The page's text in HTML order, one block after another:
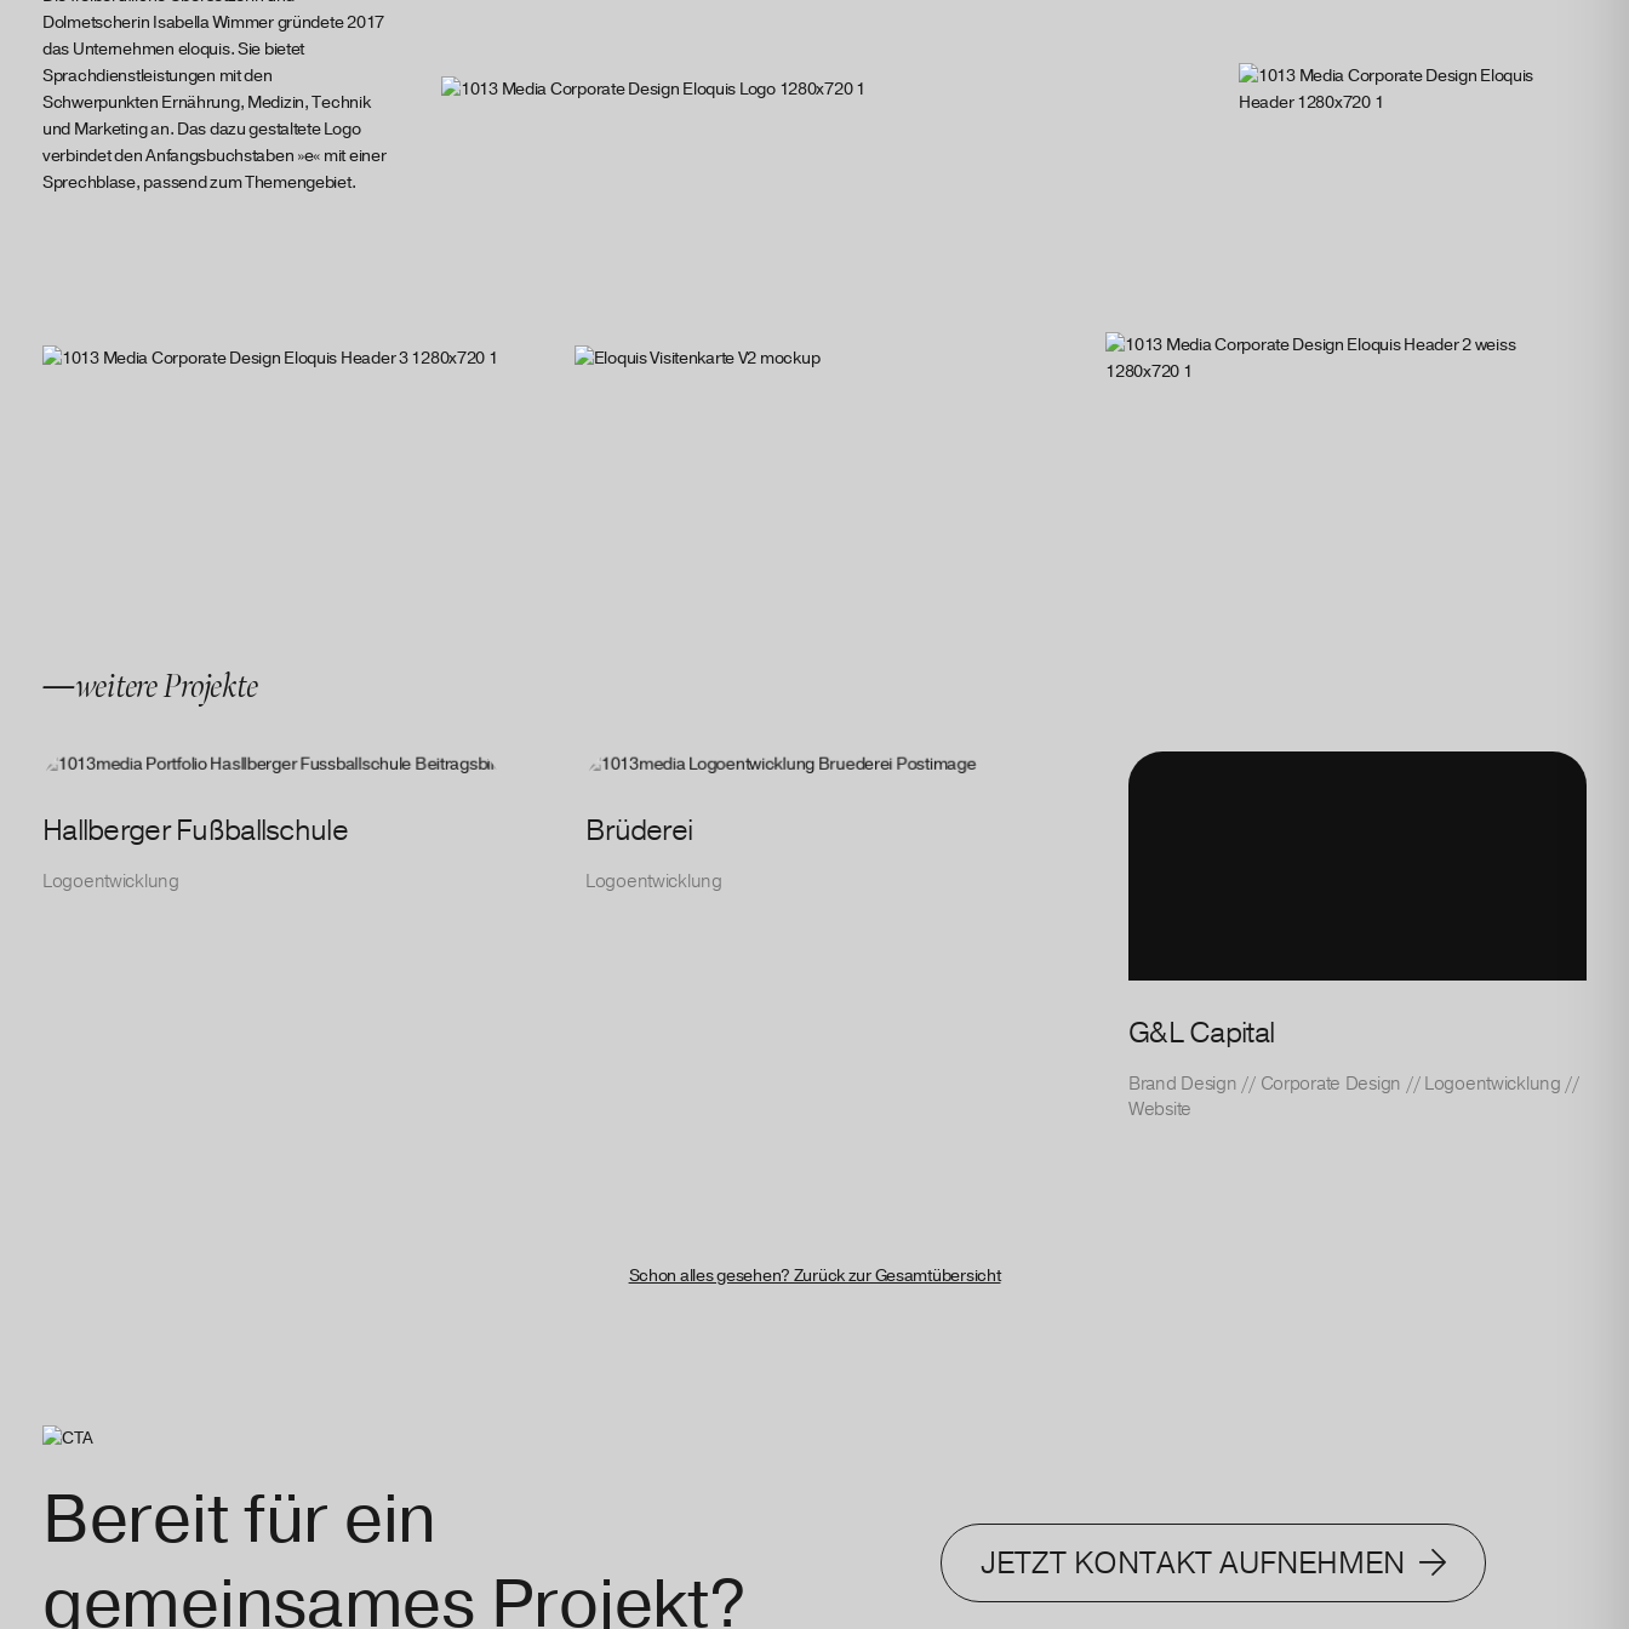
Dolmetscherin Isabella Wimmer gründete 2017
das Unternehmen eloquis. Sie bietet
Sprachdienstleistungen mit den
Schwerpunkten Ernährung, Medizin, Technik
und Marketing an. Das dazu gestaltete Logo
verbindet den Anfangsbuchstaben »e« mit einer
Sprechblase, passend zum Themengebiet.
—weitere Projekte
Hallberger Fußballschule
Logoentwicklung
Brüderei
Logoentwicklung
G&L Capital
Brand Design // Corporate Design // Logoentwicklung //
Website
Schon alles gesehen? Zurück zur Gesamtübersicht
Bereit für ein
gemeinsames Projekt?
JETZT KONTAKT AUFNEHMEN